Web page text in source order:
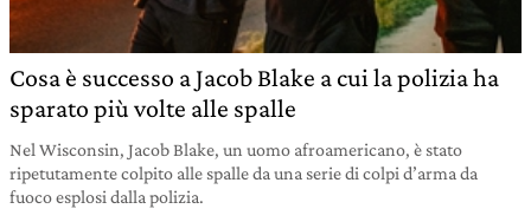
Cosa è successo a Jacob Blake a cui la polizia ha
sparato più volte alle spalle
Nel Wisconsin, Jacob Blake, un uomo afroamericano, è stato
ripetutamente colpito alle spalle da una serie di colpi d’arma da
fuoco esplosi dalla polizia.